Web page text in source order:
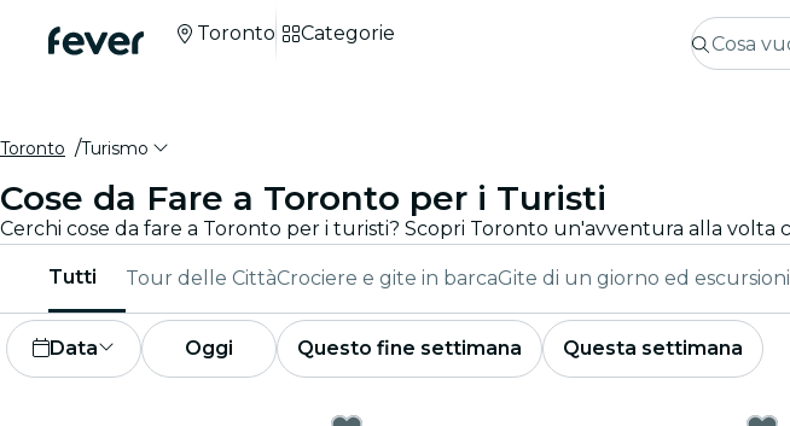
Toronto Categorie
Toronto Turismo
Cose da Fare a Toronto per i Turisti
Tutti Tour delle CittàCrociere e gite in barcaGite di un giorno ed escursioni
Data Oggi Questo fine settimana Questa settimana